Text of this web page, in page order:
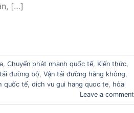
[…]
, Chuyển phát nhanh quốc tế, Kiến thức,
đường bộ, Vận tải đường hàng không,
quốc tế, dich vu gui hang quoc te, hỏa
Leave a comment